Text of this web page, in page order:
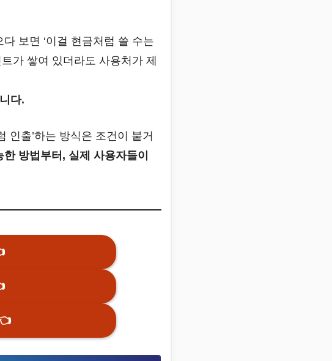
보면 ‘이걸 현금처럼 쓸 수는
가 쌓여 있더라도 사용처가 제
다.
인출’하는 방식은 조건이 붙거
방법부터, 실제 사용자들이